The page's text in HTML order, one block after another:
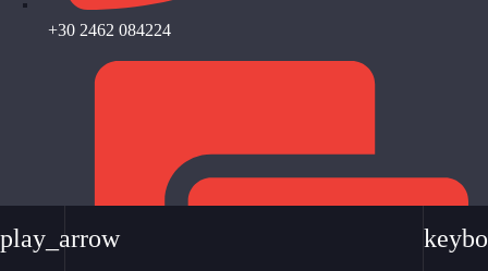
play_arrow
+30 2462 084224